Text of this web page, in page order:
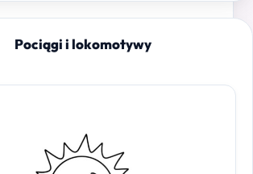
Pociągi i lokomotywy